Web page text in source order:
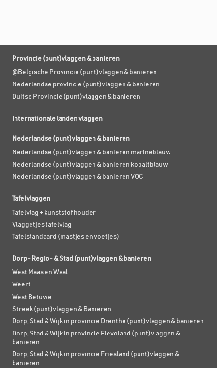
Provincie (punt)vlaggen & banieren
@Belgische Provincie (punt)vlaggen & banieren
Nederlandse provincie (punt)vlaggen & banieren
Duitse Provincie (punt)vlaggen & banieren
Internationale landen vlaggen
Nederlandse (punt)vlaggen & banieren
Nederlandse (punt)vlaggen & banieren marineblauw
Nederlandse (punt)vlaggen & banieren kobaltblauw
Nederlandse (punt)vlaggen & banieren VOC
Tafelvlaggen
Tafelvlag + kunststof houder
Vlaggetjes tafelvlag
Tafelstandaard (mastjes en voetjes)
Dorp- Regio- & Stad (punt)vlaggen & banieren
West Maas en Waal
Weert
West Betuwe
Streek (punt)vlaggen & Banieren
Dorp, Stad & Wijk in provincie Drenthe (punt)vlaggen & banieren
Dorp, Stad & Wijk in provincie Flevoland (punt)vlaggen &
banieren
Dorp, Stad & Wijk in provincie Friesland (punt)vlaggen &
banieren